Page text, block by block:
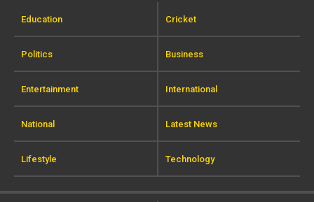
Education Cricket
Politics Business
Entertainment International
National Latest News
Lifestyle Technology